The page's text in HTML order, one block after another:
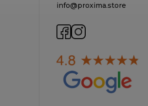
info@proxima.store